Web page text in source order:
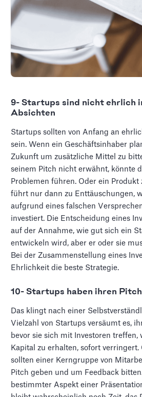
9- Startups sind nicht ehrlich
Absichten
Startups sollten von Anfang an
sein. Wenn ein Geschäftsinhaber
Zukunft um zusätzliche Mittel zu
seinem Pitch nicht erwähnt, könnte
Problemen führen. Oder ein Produkt
führt nur dann zu Enttäuschungen,
aufgrund eines falschen
investiert. Die Entscheidung eines
auf der Annahme, wie gut sich ein
entwickeln wird, aber er oder sie
Bei der Zusammenstellung eines
Ehrlichkeit die beste Strategie.
10- Startups haben ihren
Das klingt nach einer
Vielzahl von Startups versäumt es,
bevor sie sich mit Investoren treffen,
Kapital zu erhalten, sofort verringert.
sollten einer Kerngruppe von
Pitch geben und um Feedback
bestimmter Aspekt einer